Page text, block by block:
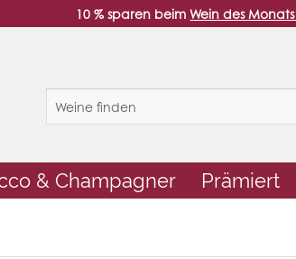
10 % sparen beimWein des Monats
& Champagner Prämiert